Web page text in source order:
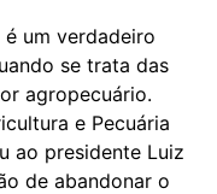
um verdadeiro
se trata das
agropecuário.
e Pecuária
ao presidente Luiz
de abandonar o